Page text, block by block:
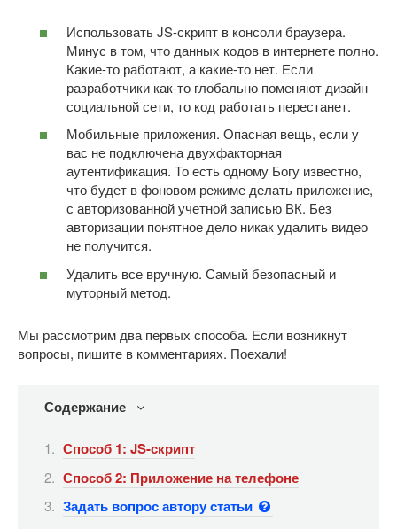
Использовать JS-скрипт в консоли браузера.
Минус в том, что данных кодов в интернете полно.
Какие-то работают, а какие-то нет. Если
разработчики как-то глобально поменяют дизайн
социальной сети, то код работать перестанет.
Мобильные приложения. Опасная вещь, если у
вас не подключена двухфакторная
аутентификация. То есть одному Богу известно,
что будет в фоновом режиме делать приложение,
с авторизованной учетной записью ВК. Без
авторизации понятное дело никак удалить видео
не получится.
Удалить все вручную. Самый безопасный и
муторный метод.
Мы рассмотрим два первых способа. Если возникнут
вопросы, пишите в комментариях. Поехали!
Содержание
Способ 1: JS-скрипт
Способ 2: Приложение на телефоне
Задать вопрос автору статьи